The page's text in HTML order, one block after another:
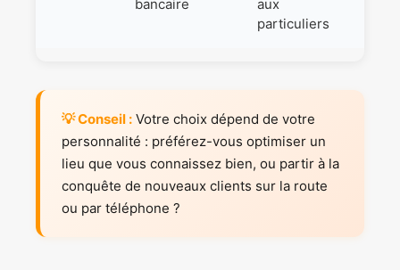
bancaire
aux
particuliers
💡 Conseil : Votre choix dépend de votre
personnalité : préférez-vous optimiser un
lieu que vous connaissez bien, ou partir à la
conquête de nouveaux clients sur la route
ou par téléphone ?